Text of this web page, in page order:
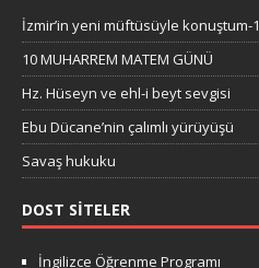
İzmir’in yeni müftüsüyle konuştum-1
10 MUHARREM MATEM GÜNÜ
Hz. Hüseyn ve ehl-i beyt sevgisi
Ebu Dücane’nin çalımlı yürüyüşü
Savaş hukuku
DOST SITELER
İngilizce Öğrenme Programı